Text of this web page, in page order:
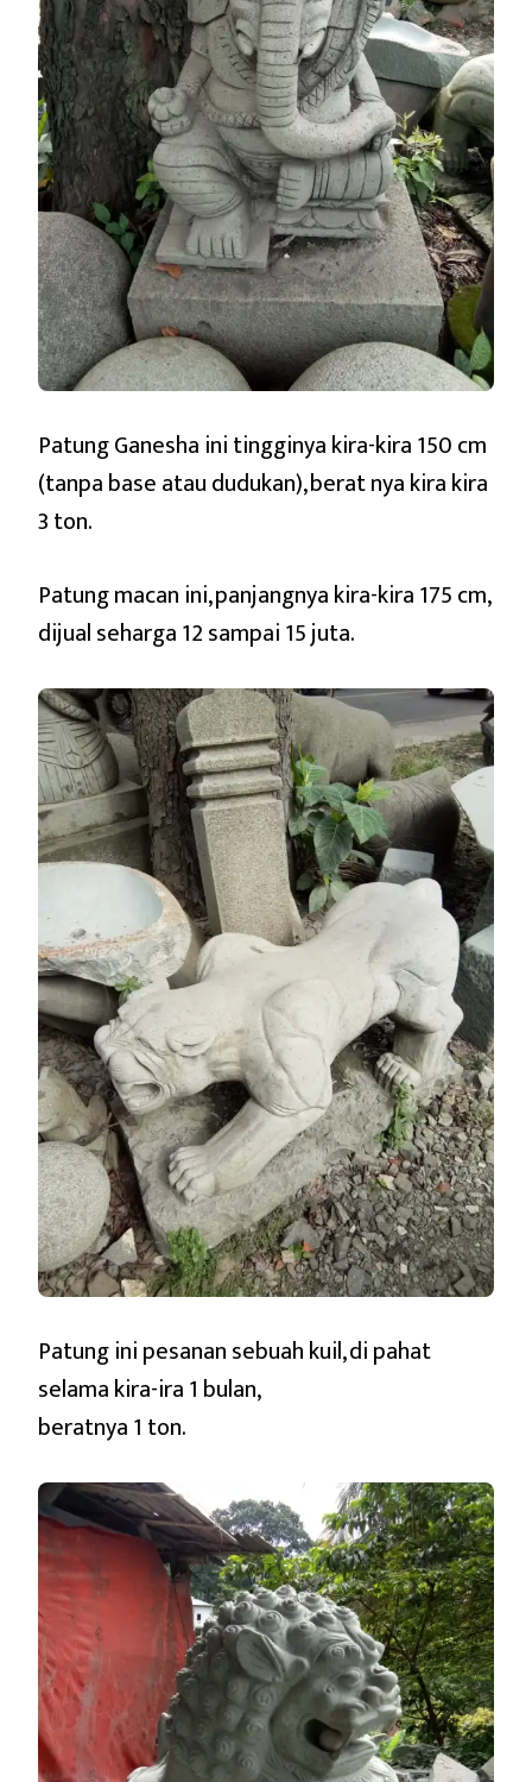
Patung Ganesha ini tingginya kira-kira 150 cm
(tanpa base atau dudukan), berat nya kira kira
3 ton.
Patung macan ini, panjangnya kira-kira 175 cm,
dijual seharga 12 sampai 15 juta.
Patung ini pesanan sebuah kuil, di pahat
selama kira-ira 1 bulan,
beratnya 1 ton.